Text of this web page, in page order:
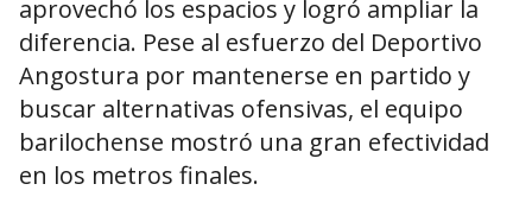
aprovechó los espacios y logró ampliar la
diferencia. Pese al esfuerzo del Deportivo
Angostura por mantenerse en partido y
buscar alternativas ofensivas, el equipo
barilochense mostró una gran efectividad
en los metros finales.